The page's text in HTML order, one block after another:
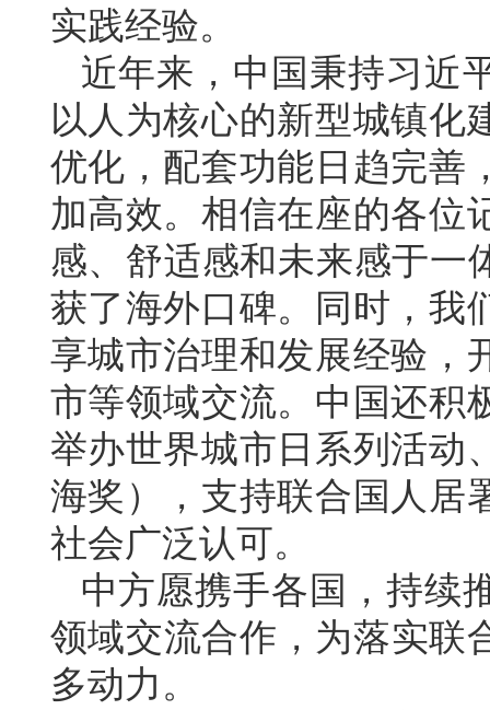
实践经验。
近年来，中国秉持习近
以人为核心的新型城镇化
优化，配套功能日趋完善
加高效。相信在座的各位
感、舒适感和未来感于一
获了海外口碑。同时，我
享城市治理和发展经验，
市等领域交流。中国还积
举办世界城市日系列活动
海奖），支持联合国人居
社会广泛认可。
中方愿携手各国，持续
领域交流合作，为落实联
多动力。